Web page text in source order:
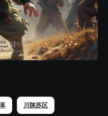
川陕苏区